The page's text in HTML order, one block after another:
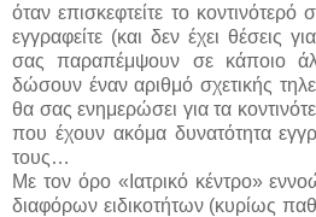
όταν επισκεφτείτε το κοντινότερό
εγγραφείτε (και δεν έχει θέσεις
σας παραπέμψουν σε κάποιο
δώσουν έναν αριθμό σχετικής
θα σας ενημερώσει για τα
που έχουν ακόμα δυνατότητα
τους…
Με τον όρο «Ιατρικό κέντρο»
διαφόρων ειδικοτήτων (κυρίως